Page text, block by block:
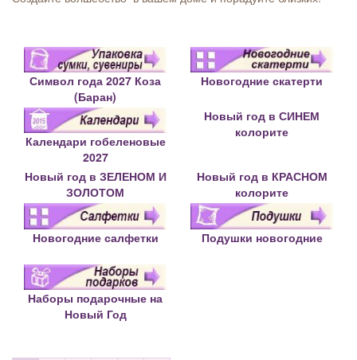
Символ года 2027 Коза
(Баран)
Новогодние скатерти
Календари гобеленовые
2027
Новый год в СИНЕМ
колорите
Новый год в ЗЕЛЕНОМ И
ЗОЛОТОМ
Новый год в КРАСНОМ
колорите
Новогодние салфетки Подушки новогодние
Наборы подарочные на
Новый Год